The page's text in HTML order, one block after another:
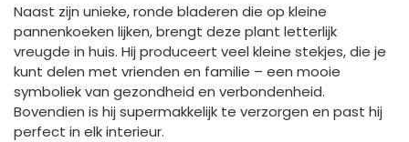
Naast zijn unieke, ronde bladeren die op kleine
pannenkoeken lijken, brengt deze plant letterlijk
vreugde in huis. Hij produceert veel kleine stekjes, die je
kunt delen met vrienden en familie – een mooie
symboliek van gezondheid en verbondenheid.
Bovendien is hij supermakkelijk te verzorgen en past hij
perfect in elk interieur.